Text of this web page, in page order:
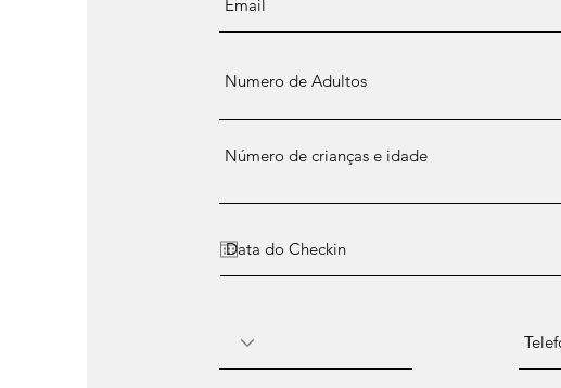
Número de crianças e idade